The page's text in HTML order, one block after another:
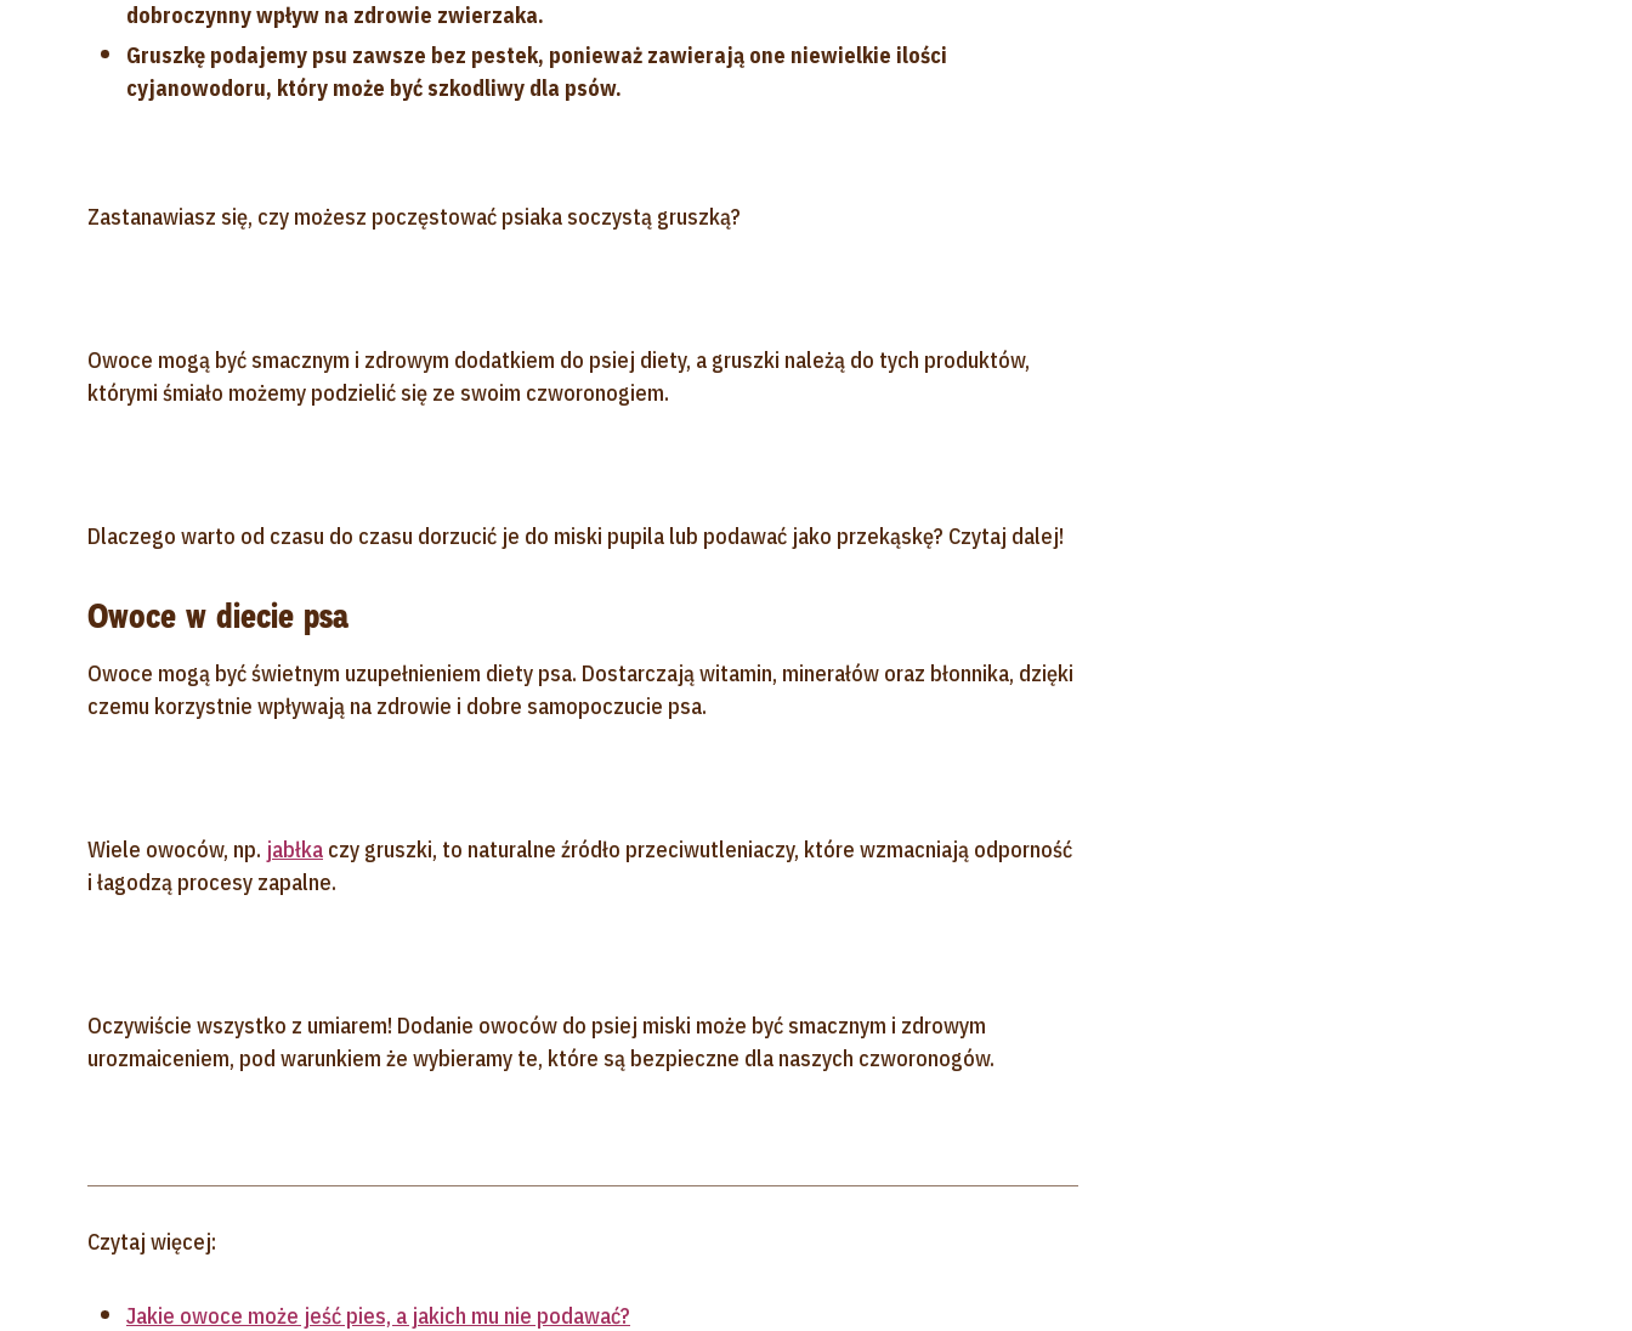
dobroczynny wpływ na zdrowie zwierzaka.
Gruszkę podajemy psu zawsze bez pestek, ponieważ zawierają one niewielkie ilości
cyjanowodoru, który może być szkodliwy dla psów.
Zastanawiasz się, czy możesz poczęstować psiaka soczystą gruszką?
Owoce mogą być smacznym i zdrowym dodatkiem do psiej diety, a gruszki należą do tych produktów,
którymi śmiało możemy podzielić się ze swoim czworonogiem.
Dlaczego warto od czasu do czasu dorzucić je do miski pupila lub podawać jako przekąskę? Czytaj dalej!
Owoce w diecie psa
Owoce mogą być świetnym uzupełnieniem diety psa. Dostarczają witamin, minerałów oraz błonnika, dzięki
czemu korzystnie wpływają na zdrowie i dobre samopoczucie psa.
Wiele owoców, np. jabłka czy gruszki, to naturalne źródło przeciwutleniaczy, które wzmacniają odporność
i łagodzą procesy zapalne.
Oczywiście wszystko z umiarem! Dodanie owoców do psiej miski może być smacznym i zdrowym
urozmaiceniem, pod warunkiem że wybieramy te, które są bezpieczne dla naszych czworonogów.
Czytaj więcej:
Jakie owoce może jeść pies, a jakich mu nie podawać?